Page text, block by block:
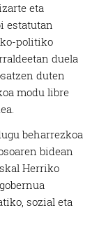
eta
estatutan
politiko
duela
duten
modu libre
beharrezkoa
bidean
Herriko
sozial eta